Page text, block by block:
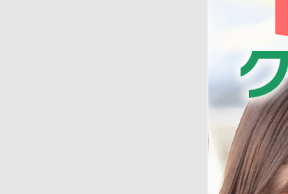
・当サイトの
等、大変悪質
資金調達のた
※弊社は投資
今後も悪質性
警察からの捜
申込者本人に
任を負う事に
ご自身が加害